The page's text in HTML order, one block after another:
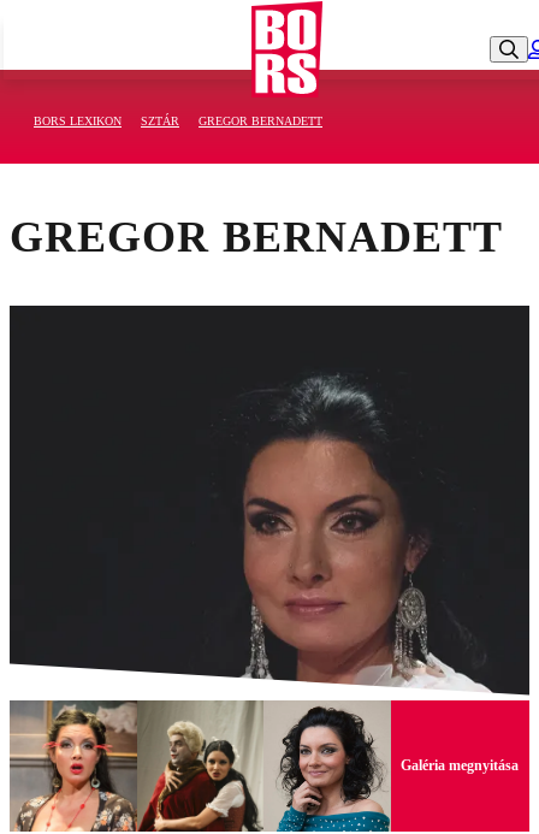
BORS LEXIKON SZTÁR GREGOR BERNADETT
GREGOR BERNADETT
Galéria megnyitása